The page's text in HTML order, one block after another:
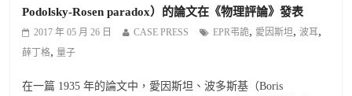
Podolsky-Rosen paradox）的論文在《物理評論》發表
2017 年 05 月 26 日 CASE PRESS EPR弔詭, 愛因斯坦,波耳,
薛丁格,量子
在一篇 1935 年的論文中，愛因斯坦、波多斯基（Boris